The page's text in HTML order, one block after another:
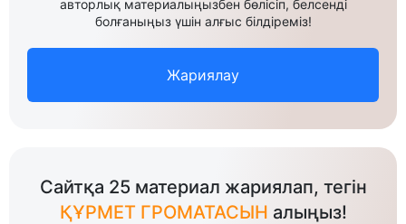
авторлық материалыңызбен бөлісіп, белсенді
болғаныңыз үшін алғыс білдіреміз!
Жариялау
Сайтқа 25 материал жариялап, тегін
ҚҰРМЕТ ГРОМАТАСЫН алыңыз!